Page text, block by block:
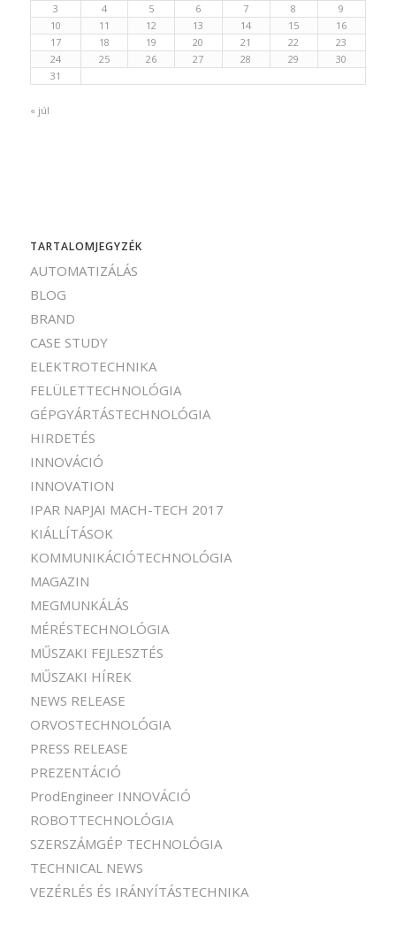
3
4 5 6 7 8
9
10
11 12 13 14 15
16
17
18 19 20 21 22
23
24
25 26 27 28 29
30
31
« júl
TARTALOMJEGYZÉK
AUTOMATIZÁLÁS
BLOG
BRAND
CASE STUDY
ELEKTROTECHNIKA
FELÜLETTECHNOLÓGIA
GÉPGYÁRTÁSTECHNOLÓGIA
HIRDETÉS
INNOVÁCIÓ
INNOVATION
IPAR NAPJAI MACH-TECH 2017
KIÁLLÍTÁSOK
KOMMUNIKÁCIÓTECHNOLÓGIA
MAGAZIN
MEGMUNKÁLÁS
MÉRÉSTECHNOLÓGIA
MŰSZAKI FEJLESZTÉS
MŰSZAKI HÍREK
NEWS RELEASE
ORVOSTECHNOLÓGIA
PRESS RELEASE
PREZENTÁCIÓ
ProdEngineer INNOVÁCIÓ
ROBOTTECHNOLÓGIA
SZERSZÁMGÉP TECHNOLÓGIA
TECHNICAL NEWS
VEZÉRLÉS ÉS IRÁNYÍTÁSTECHNIKA